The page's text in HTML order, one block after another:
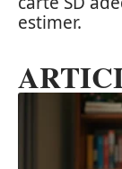
estimer.